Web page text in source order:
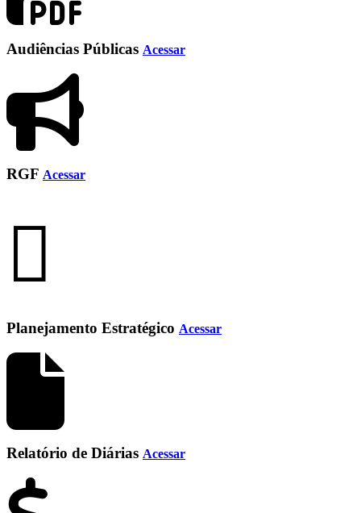
Audiências Públicas Acessar
RGF Acessar
Planejamento Estratégico Acessar
Relatório de Diárias Acessar